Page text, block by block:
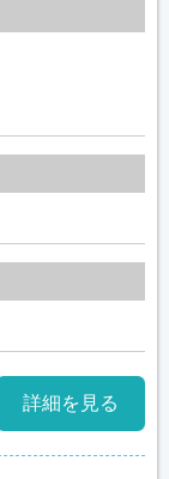
詳細を見る